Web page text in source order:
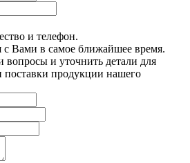
и телефон.
Вами в самое ближайшее время.
и уточнить детали для
поставки продукции нашего